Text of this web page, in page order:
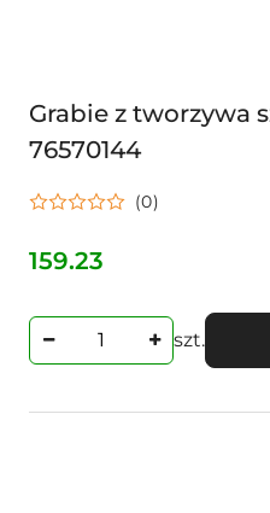
Grabie z tworzywa
76570144
(0)
Cena:
159.23
szt.